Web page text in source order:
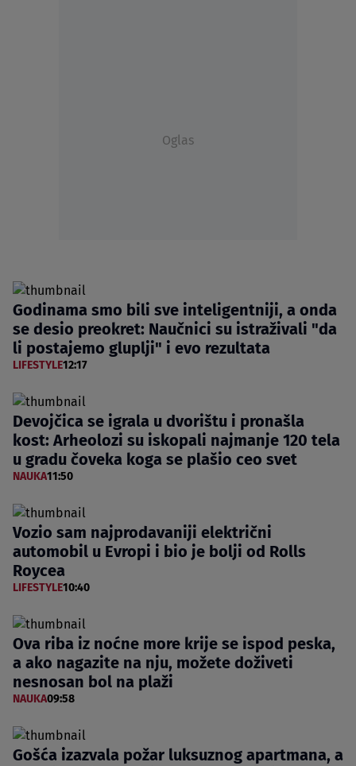
Oglas
Godinama smo bili sve inteligentniji, a onda
se desio preokret: Naučnici su istraživali "da
li postajemo gluplji" i evo rezultata
LIFESTYLE12:17
Devojčica se igrala u dvorištu i pronašla
kost: Arheolozi su iskopali najmanje 120 tela
u gradu čoveka koga se plašio ceo svet
NAUKA11:50
Vozio sam najprodavaniji električni
automobil u Evropi i bio je bolji od Rolls
Roycea
LIFESTYLE10:40
Ova riba iz noćne more krije se ispod peska,
a ako nagazite na nju, možete doživeti
nesnosan bol na plaži
NAUKA09:58
Gošća izazvala požar luksuznog apartmana, a